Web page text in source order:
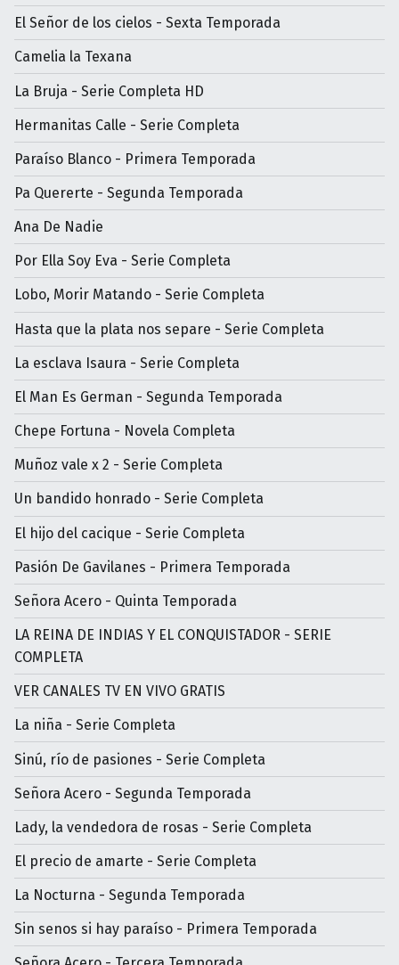
El Señor de los cielos - Sexta Temporada
Camelia la Texana
La Bruja - Serie Completa HD
Hermanitas Calle - Serie Completa
Paraíso Blanco - Primera Temporada
Pa Quererte - Segunda Temporada
Ana De Nadie
Por Ella Soy Eva - Serie Completa
Lobo, Morir Matando - Serie Completa
Hasta que la plata nos separe - Serie Completa
La esclava Isaura - Serie Completa
El Man Es German - Segunda Temporada
Chepe Fortuna - Novela Completa
Muñoz vale x 2 - Serie Completa
Un bandido honrado - Serie Completa
El hijo del cacique - Serie Completa
Pasión De Gavilanes - Primera Temporada
Señora Acero - Quinta Temporada
LA REINA DE INDIAS Y EL CONQUISTADOR - SERIE
COMPLETA
VER CANALES TV EN VIVO GRATIS
La niña - Serie Completa
Sinú, río de pasiones - Serie Completa
Señora Acero - Segunda Temporada
Lady, la vendedora de rosas - Serie Completa
El precio de amarte - Serie Completa
La Nocturna - Segunda Temporada
Sin senos si hay paraíso - Primera Temporada